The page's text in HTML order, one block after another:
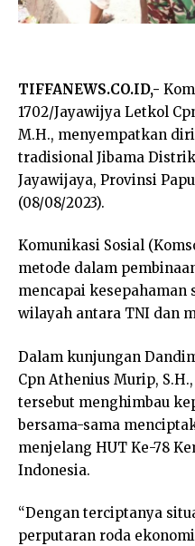
TIFFANEWS.CO.ID,-
1702/Jayawijya Letkol
M.H., menyempatkan
tradisional Jibama
Jayawijaya, Provinsi
(08/08/2023).
Komunikasi Sosial
metode dalam
mencapai kesepahaman
wilayah antara TNI dan
Dalam kunjungan
Cpn Athenius Murip,
tersebut menghimbau
bersama-sama
menjelang HUT Ke-78
Indonesia.
“Dengan terciptanya
perputaran roda